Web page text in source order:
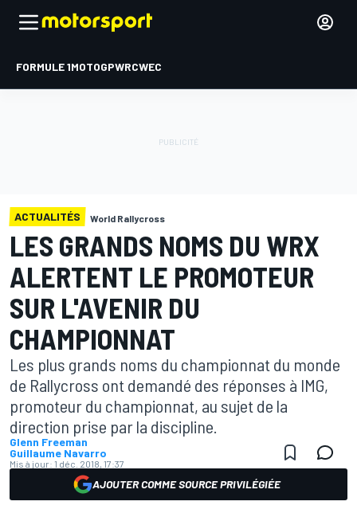
FORMULE 1MOTOGPWRCWEC
ACTUALITÉS World Rallycross
LES GRANDS NOMS DU WRX
ALERTENT LE PROMOTEUR
SUR L'AVENIR DU
CHAMPIONNAT
Les plus grands noms du championnat du monde
de Rallycross ont demandé des réponses à IMG,
promoteur du championnat, au sujet de la
direction prise par la discipline.
Glenn Freeman
Guillaume Navarro
Mis à jour: 1 déc. 2018, 17:37
AJOUTER COMME SOURCE PRIVILÉGIÉE